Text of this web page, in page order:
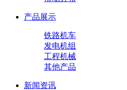
产品展示
铁路机车
发电机组
工程机械
其他产品
新闻资讯